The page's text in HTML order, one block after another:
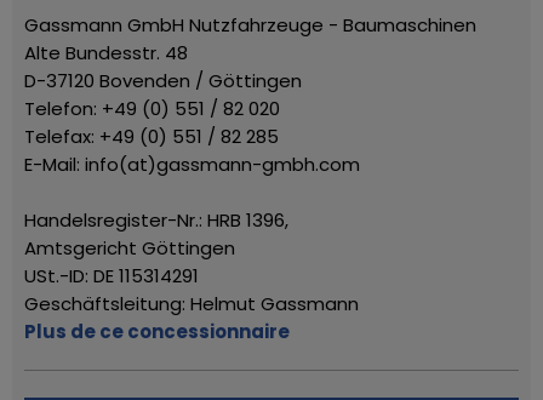
Gassmann GmbH Nutzfahrzeuge - Baumaschinen
Alte Bundesstr. 48
D-37120 Bovenden / Göttingen
Telefon: +49 (0) 551 / 82 020
Telefax: +49 (0) 551 / 82 285
E-Mail: info(at)gassmann-gmbh.com
Handelsregister-Nr.: HRB 1396,
Amtsgericht Göttingen
USt.-ID: DE 115314291
Geschäftsleitung: Helmut Gassmann
Plus de ce concessionnaire